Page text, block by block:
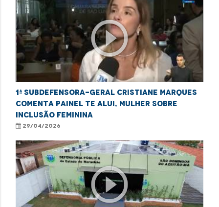
play_circle_outline
1ª subdefensora-geral Cristiane Marques
comenta painel Te Alui, Mulher sobre
inclusão feminina
29/04/2026
play_circle_outline